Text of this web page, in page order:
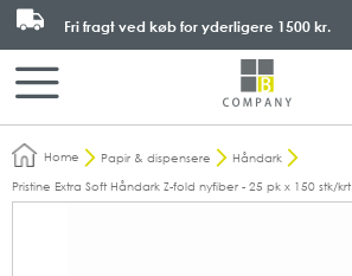
Fri fragt ved køb for yderligere 1500 kr.
Home Papir & dispensere
Håndark
Pristine Extra Soft Håndark Z-fold nyfiber - 25 pk x 150 stk/krt